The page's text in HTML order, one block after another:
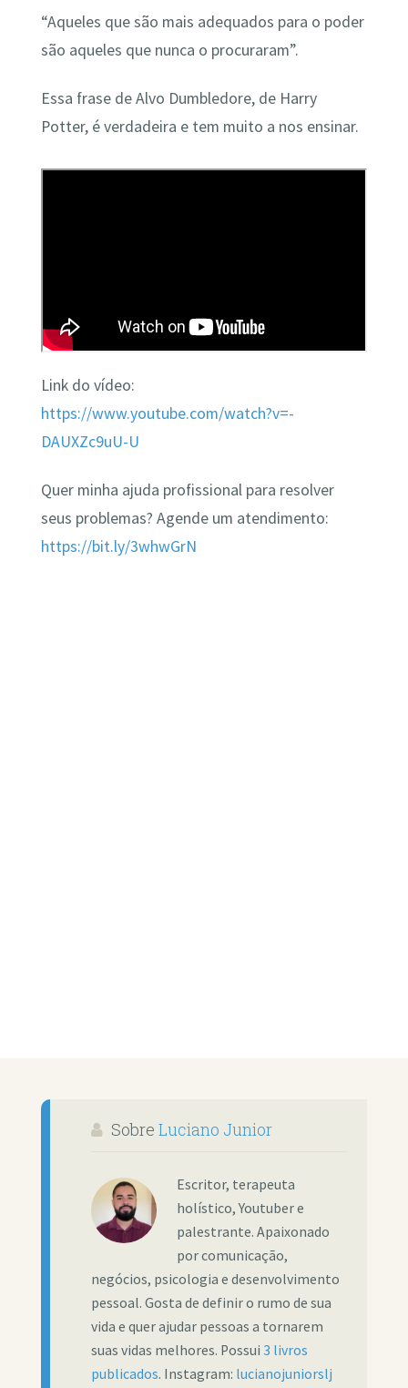
“Aqueles que são mais adequados para o poder
são aqueles que nunca o procuraram”.
Essa frase de Alvo Dumbledore, de Harry
Potter, é verdadeira e tem muito a nos ensinar.
Link do vídeo:
https://www.youtube.com/watch?v=-
DAUXZc9uU-U
Quer minha ajuda profissional para resolver
seus problemas? Agende um atendimento:
https://bit.ly/3whwGrN
Sobre Luciano Junior
Escritor, terapeuta
holístico, Youtuber e
palestrante. Apaixonado
por comunicação,
negócios, psicologia e desenvolvimento
pessoal. Gosta de definir o rumo de sua
vida e quer ajudar pessoas a tornarem
suas vidas melhores. Possui 3 livros
publicados. Instagram: lucianojuniorslj